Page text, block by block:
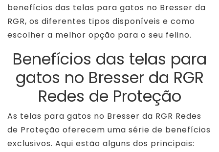
benefícios das telas para gatos no Bresser da
RGR, os diferentes tipos disponíveis e como
escolher a melhor opção para o seu felino.
Benefícios das telas para
gatos no Bresser da RGR
Redes de Proteção
As telas para gatos no Bresser da RGR Redes
de Proteção oferecem uma série de benefícios
exclusivos. Aqui estão alguns dos principais: